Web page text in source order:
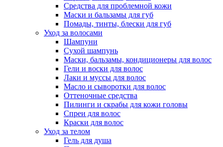
Средства для проблемной кожи
Маски и бальзамы для губ
Помады, тинты, блески для губ
Уход за волосами
Шампуни
Сухой шампунь
Маски, бальзамы, кондиционеры для волос
Гели и воски для волос
Лаки и муссы для волос
Масло и сыворотки для волос
Оттеночные средства
Пилинги и скрабы для кожи головы
Спреи для волос
Краски для волос
Уход за телом
Гель для душа